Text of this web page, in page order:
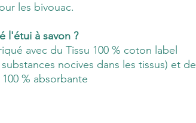
les bivouac.
l'étui à savon ?
avec du Tissu 100 % coton label
nocives dans les tissus) et de
% absorbante